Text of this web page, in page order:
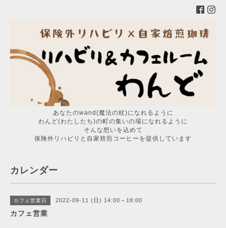
あなたのwand(魔法の杖)になれるように
わんど(わたしたち)の町の集いの場になれるように
そんな想いを込めて
保険外リハビリと自家焙煎コーヒーを提供しています
カレンダー
カフェ営業日 2022-09-11 (日) 14:00～18:00
カフェ営業